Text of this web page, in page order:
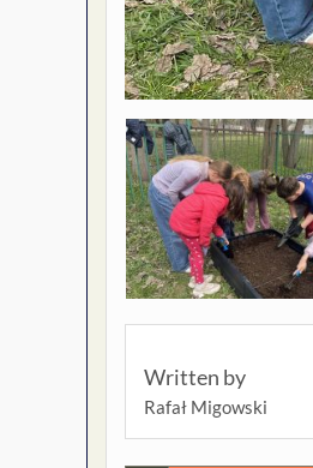
Written by
Rafał Migowski